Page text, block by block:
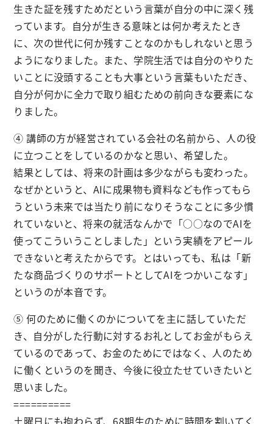
生きた証を残すためだという言葉が自分の中に深く残
っています。自分が生きる意味とは何か考えたとき
に、次の世代に何か残すことなのかもしれないと思う
ようになりました。また、学院生活では自分のやりた
いことに没頭することも大事という言葉もいただき、
自分が何かに全力で取り組むための前向きな要素にな
りました。
④ 講師の方が経営されている会社の名前から、人の役
に立つことをしているのかなと思い、希望した。
結果としては、将来の計画は多少ながらも変わった。
なぜかというと、AIに成果物も資料なども作ってもら
うという未来では当たり前になりそうなことに多少慣
れていないと、将来の就活なんかで「○○なのでAIを
使ってこういうことしました」という実績をアピール
できないと考えたからです。とはいっても、私は「新
たな商品づくりのサポートとしてAIをつかいこなす」
というのが本音です。
⑤ 何のために働くのかについてを主に話していただ
き、自分がした行動に対するお礼としてお金がもらえ
ているのであって、お金のためにではなく、人のため
に働くというのを聞き、今後に役立たせていきたいと
思いました。
==========
土曜日にも拘わらず、68期生のために時間を割いてく